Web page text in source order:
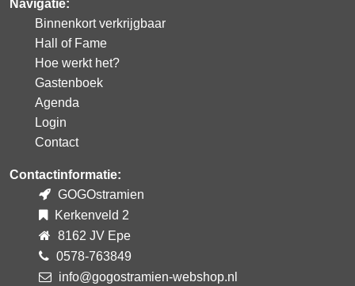
Navigatie:
Binnenkort verkrijgbaar
Hall of Fame
Hoe werkt het?
Gastenboek
Agenda
Login
Contact
Contactinformatie:
GOGOstramien
Kerkenveld 2
8162 JV Epe
0578-763849
info@gogostramien-webshop.nl